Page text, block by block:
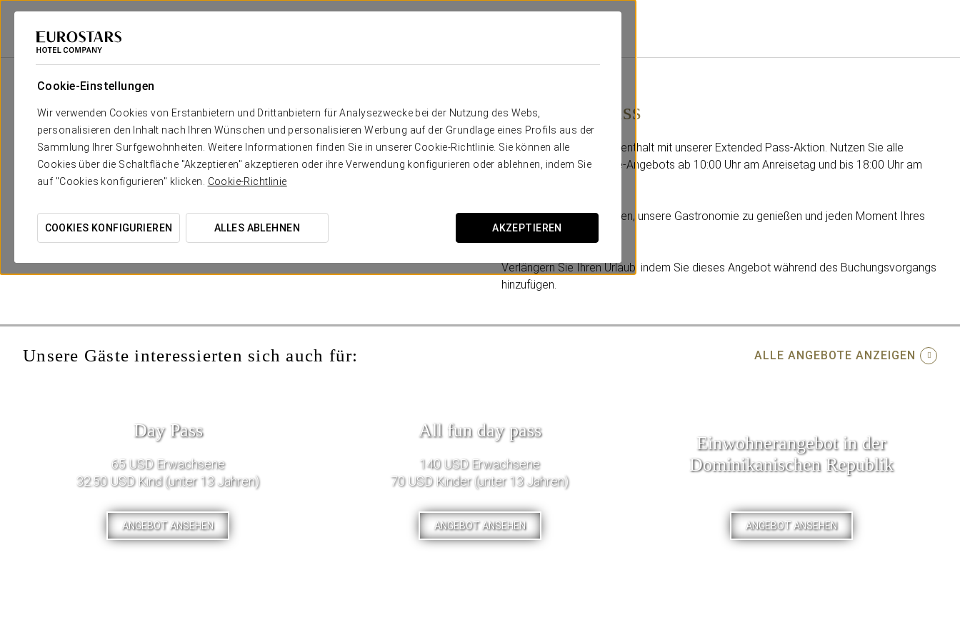
Cookie-Einstellungen
Wir verwenden Cookies von Erstanbietern und Drittanbietern für Analysezwecke bei der Nutzung des Webs,
personalisieren den Inhalt nach Ihren Wünschen und personalisieren Werbung auf der Grundlage eines Profils aus der
Sammlung Ihrer Surfgewohnheiten. Weitere Informationen finden Sie in unserer Cookie-Richtlinie. Sie können alle
Cookies über die Schaltfläche "Akzeptieren" akzeptieren oder ihre Verwendung konfigurieren oder ablehnen, indem Sie
auf "Cookies konfigurieren" klicken. Cookie-Richtlinie
COOKIES KONFIGURIEREN ALLES ABLEHNEN AKZEPTIEREN
Eurostars Hotel Company
Extended Pass
Verlängern Sie Ihren Aufenthalt mit unserer Extended Pass-Aktion. Nutzen Sie alle
Vorteile des All-Inclusive-Angebots ab 10:00 Uhr am Anreisetag und bis 18:00 Uhr am
Mehr Zeit zum Entspannen, unsere Gastronomie zu genießen und jeden Moment Ihres
Urlaubs auszukosten.
Verlängern Sie Ihren Urlaub, indem Sie dieses Angebot während des Buchungsvorgangs
hinzufügen.
Unsere Gäste interessierten sich auch für: ALLE ANGEBOTE ANZEIGEN
Day Pass
65 USD Erwachsene
32.50 USD Kind (unter 13 Jahren)
ANGEBOT ANSEHEN
All fun day pass
140 USD Erwachsene
70 USD Kinder (unter 13 Jahren)
ANGEBOT ANSEHEN
Einwohnerangebot in der
Dominikanischen Republik
ANGEBOT ANSEHEN